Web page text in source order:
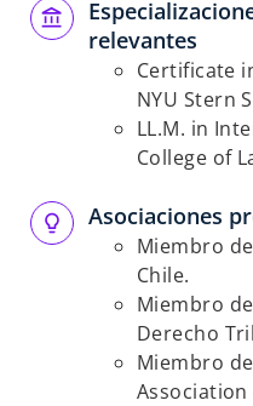
relevantes
Certificate
NYU Stern
LL.M. in
College of
Asociaciones
Miembro
Chile.
Miembro
Derecho
Miembro
Association